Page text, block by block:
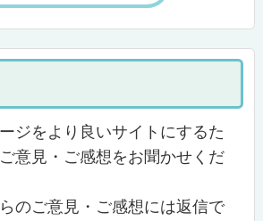
ジをより良いサイトにするた
意見・ご感想をお聞かせくだ
のご意見・ご感想には返信で